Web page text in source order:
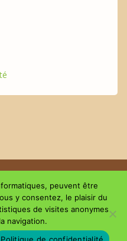
du GouThé
Suivez-nous sur les réseaux
peuvent être
y consentez, le plaisir du
de visites anonymes
navigation.
Politique de confidentialité